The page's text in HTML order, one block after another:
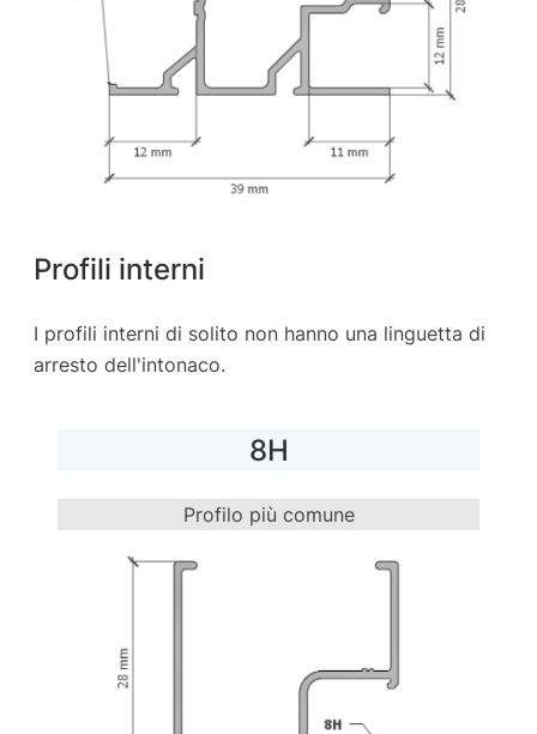
Profili interni
I profili interni di solito non hanno una linguetta di
arresto dell'intonaco.
8H
Profilo più comune